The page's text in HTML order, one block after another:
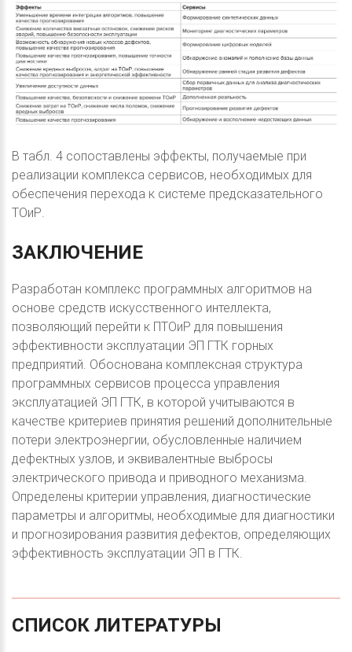
В табл. 4 сопоставлены эффекты, получаемые при
реализации комплекса сервисов, необходимых для
обеспечения перехода к системе предсказательного
ТОиР.
ЗАКЛЮЧЕНИЕ
Разработан комплекс программных алгоритмов на
основе средств искусственного интеллекта,
позволяющий перейти к ПТОиР для повышения
эффективности эксплуатации ЭП ГТК горных
предприятий. Обоснована комплексная структура
программных сервисов процесса управления
эксплуатацией ЭП ГТК, в которой учитываются в
качестве критериев принятия решений дополнительные
потери электроэнергии, обусловленные наличием
дефектных узлов, и эквивалентные выбросы
электрического привода и приводного механизма.
Определены критерии управления, диагностические
параметры и алгоритмы, необходимые для диагностики
и прогнозирования развития дефектов, определяющих
эффективность эксплуатации ЭП в ГТК.
СПИСОК ЛИТЕРАТУРЫ